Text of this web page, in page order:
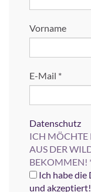
Vorname
E-Mail *
Datenschutz
ICH MÖCHTE
AUS DER
BEKOMMEN!
Ich habe die
und akzeptiert!